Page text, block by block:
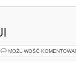
MOŻLIWOŚĆ